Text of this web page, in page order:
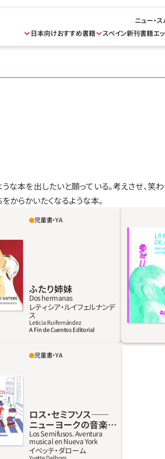
ニュー・
日本向けおすすめ書籍
スペイン新刊書籍エ
本を出したいと願っている。考えさせ、笑
からかいたくなるような本。
が笑い、遊びながら、体の部分の
トの遊び〉を直接取り入れた、つ
るような二か国語（スペイン語と
本。水彩画が乳幼児向けの本のイ
れることはあまりないが、その絵
ージを開きたくなる。
児童書・YA
ふたり姉妹
Dos hermanas
レティシア‧ルイフェルナンデ
ス
Leticia Ruifernández
A Fin de Cuentos Editorial
読者は
船に乗
物が豊
心地よ
ェとその
で命がけ
旅。ひと
平和に暮
は前者の
り、付
絵がある
くなった。ニューヨーク・ソルフ
ティンは、秋祭りにクインテッ
めにバートを見つけなければ
に行ったのか？ バートは音楽
音楽のある所ならどこだって彼
ある。必死になって街の通りや
ってはバートを捜し歩くうち、
詳しく見る
児童書・YA
ロス‧セミフソス――
ニューヨークの音楽ア
ドベンチャー
Los Semifusos. Aventura
musical en Nueva York
イベッテ‧ダローム